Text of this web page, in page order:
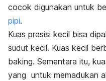
cocok digunakan untuk
pipi.
Kuas presisi kecil bisa
sudut kecil. Kuas kecil
baking. Sementara itu,
yang untuk memadukan